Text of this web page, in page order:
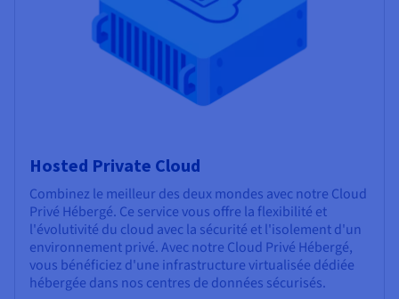
Hosted Private Cloud
Combinez le meilleur des deux mondes avec notre Cloud
Privé Hébergé. Ce service vous offre la flexibilité et
l'évolutivité du cloud avec la sécurité et l'isolement d'un
environnement privé. Avec notre Cloud Privé Hébergé,
vous bénéficiez d'une infrastructure virtualisée dédiée
hébergée dans nos centres de données sécurisés.